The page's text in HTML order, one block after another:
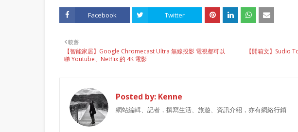
Facebook Twitter
【開箱文】Sudio
較舊
【智能家居】Google Chromecast Ultra 無線投影 電視都可以
睇 Youtube、Netflix 的 4K 電影
Posted by: Kenne
網站編輯、記者，撰寫生活、旅遊、資訊介紹，亦有網絡行銷